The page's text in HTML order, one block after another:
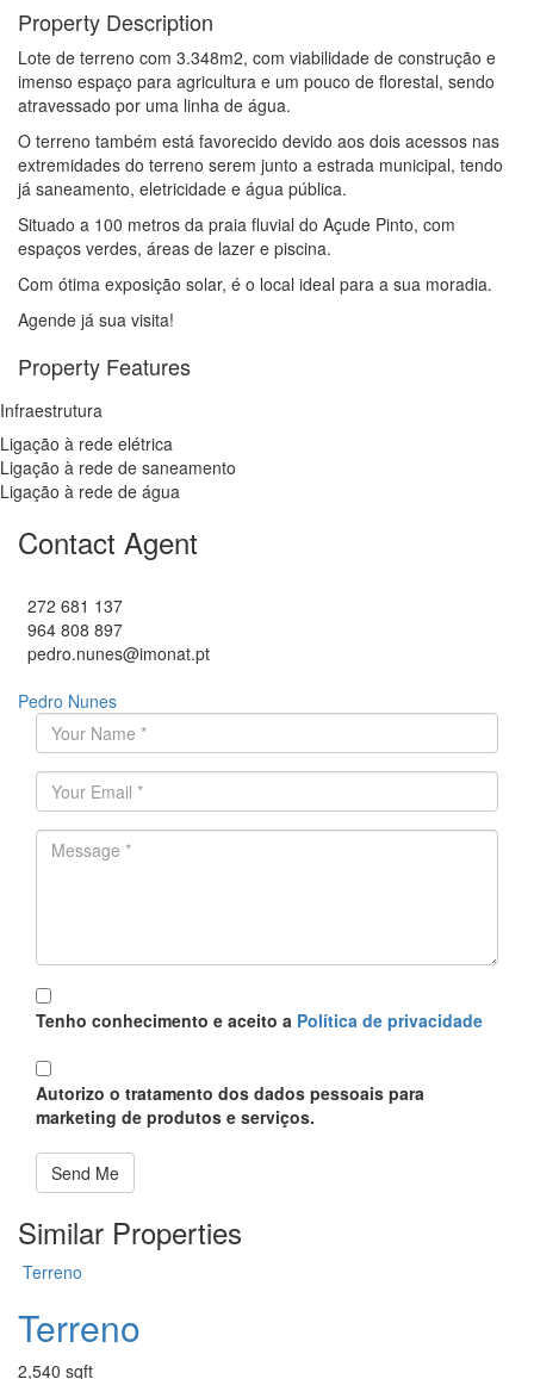
Property Description
Lote de terreno com 3.348m2, com viabilidade de construção e
imenso espaço para agricultura e um pouco de florestal, sendo
atravessado por uma linha de água.
O terreno também está favorecido devido aos dois acessos nas
extremidades do terreno serem junto a estrada municipal, tendo
já saneamento, eletricidade e água pública.
Situado a 100 metros da praia fluvial do Açude Pinto, com
espaços verdes, áreas de lazer e piscina.
Com ótima exposição solar, é o local ideal para a sua moradia.
Agende já sua visita!
Property Features
Infraestrutura
Ligação à rede elétrica
Ligação à rede de saneamento
Ligação à rede de água
Contact Agent
272 681 137
964 808 897
pedro.nunes@imonat.pt
Pedro Nunes
O seu nome *
Endereço de email
Mensagem*
Política
Tenho conhecimento e aceito a Política de privacidade
Proteção
Autorizo o tratamento dos dados pessoais para
marketing de produtos e serviços.
Send Me
Similar Properties
Terreno
Terreno
2,540 sqft